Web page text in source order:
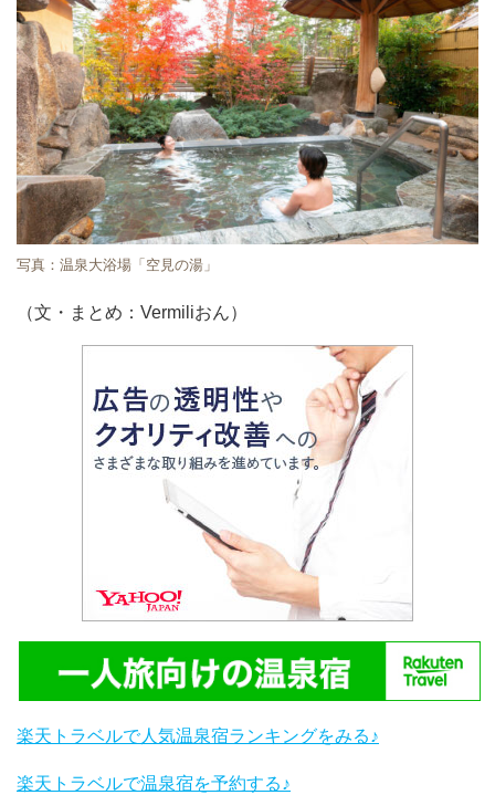
写真：温泉大浴場「空見の湯」
（文・まとめ：Vermiliおん）
楽天トラベルで人気温泉宿ランキングをみる♪
楽天トラベルで温泉宿を予約する♪